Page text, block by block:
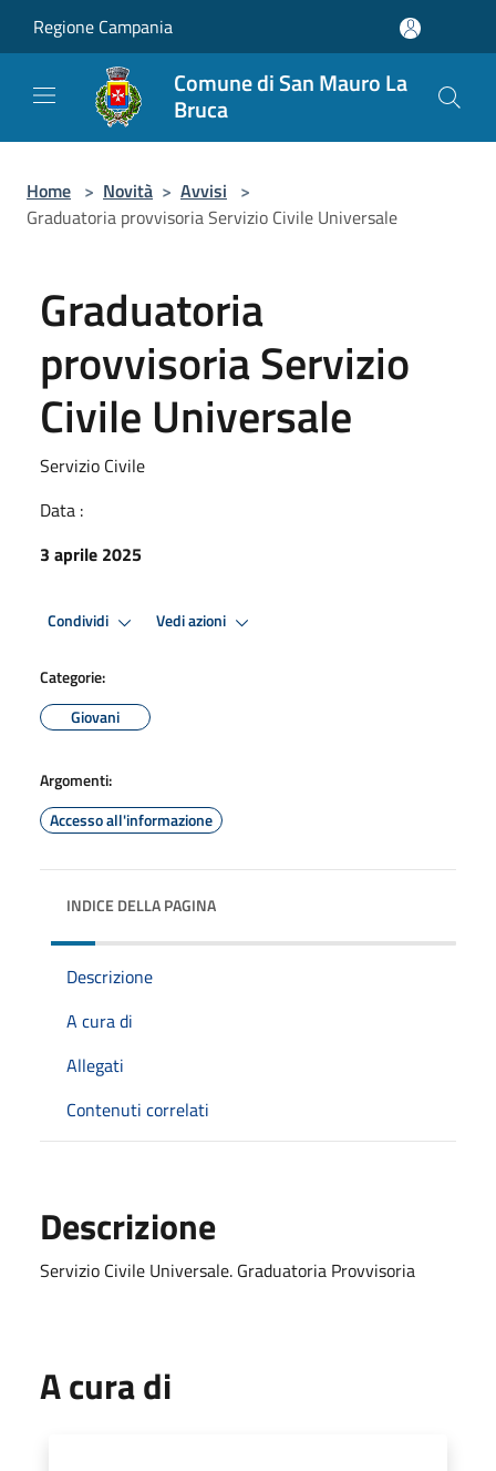
Regione Campania
Comune di San Mauro La
Bruca
Home > Novità > Avvisi >
Graduatoria provvisoria Servizio Civile Universale
Graduatoria
provvisoria Servizio
Civile Universale
Servizio Civile
Data :
3 aprile 2025
Condividi Vedi azioni
Categorie:
Giovani
Argomenti:
Accesso all'informazione
INDICE DELLA PAGINA
Descrizione
A cura di
Allegati
Contenuti correlati
Descrizione
Servizio Civile Universale. Graduatoria Provvisoria
A cura di